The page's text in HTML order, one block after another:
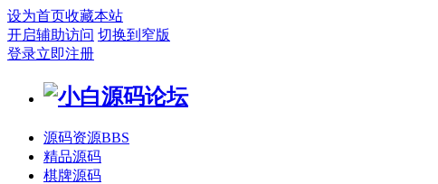
设为首页收藏本站
开启辅助访问 切换到窄版
登录立即注册
源码资源BBS
精品源码
棋牌源码